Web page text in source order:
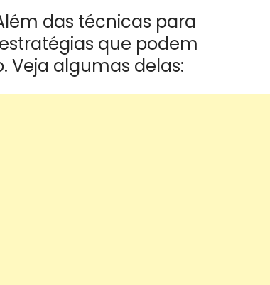
das técnicas para
que podem
Veja algumas delas: